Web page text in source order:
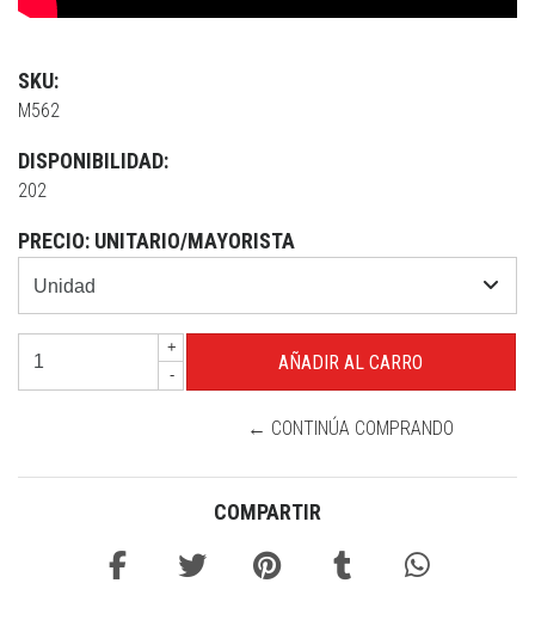
SKU:
M562
DISPONIBILIDAD:
202
PRECIO: UNITARIO/MAYORISTA
+
-
← CONTINÚA COMPRANDO
COMPARTIR